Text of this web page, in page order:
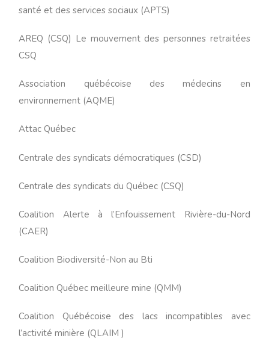
santé et des services sociaux (APTS)
AREQ (CSQ) Le mouvement des personnes retraitées
CSQ
Association québécoise des médecins en
environnement (AQME)
Attac Québec
Centrale des syndicats démocratiques (CSD)
Centrale des syndicats du Québec (CSQ)
Coalition Alerte à l’Enfouissement Rivière-du-Nord
(CAER)
Coalition Biodiversité-Non au Bti
Coalition Québec meilleure mine (QMM)
Coalition Québécoise des lacs incompatibles avec
l’activité minière (QLAIM )